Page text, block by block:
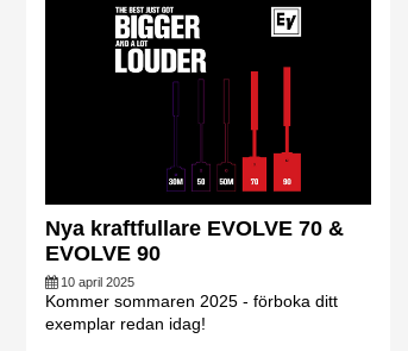
Nya kraftfullare EVOLVE 70 &
EVOLVE 90
10 april 2025
Kommer sommaren 2025 - förboka ditt
exemplar redan idag!